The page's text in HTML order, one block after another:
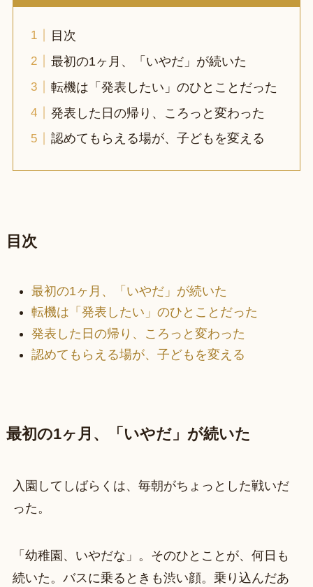
目次
最初の1ヶ月、「いやだ」が続いた
転機は「発表したい」のひとことだった
発表した日の帰り、ころっと変わった
認めてもらえる場が、子どもを変える
目次
最初の1ヶ月、「いやだ」が続いた
転機は「発表したい」のひとことだった
発表した日の帰り、ころっと変わった
認めてもらえる場が、子どもを変える
最初の1ヶ月、「いやだ」が続いた
入園してしばらくは、毎朝がちょっとした戦いだ
った。
「幼稚園、いやだな」。そのひとことが、何日も
続いた。バスに乗るときも渋い顔。乗り込んだあ